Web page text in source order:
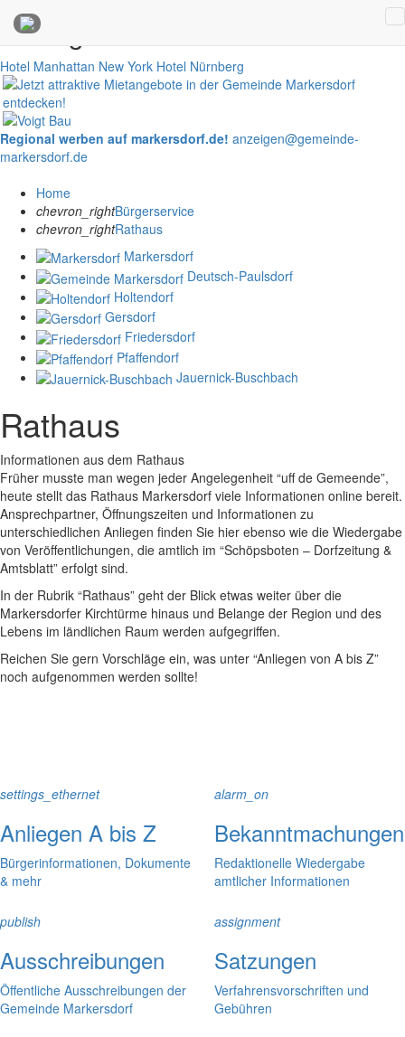
Anzeigen
Hotel Manhattan New York Hotel Nürnberg
Regional werben auf markersdorf.de! anzeigen@gemeinde-
markersdorf.de
Home
chevron_rightBürgerservice
chevron_rightRathaus
Markersdorf
Deutsch-Paulsdorf
Holtendorf
Gersdorf
Friedersdorf
Pfaffendorf
Jauernick-Buschbach
Rathaus
Informationen aus dem Rathaus
Früher musste man wegen jeder Angelegenheit “uff de Gemeende”,
heute stellt das Rathaus Markersdorf viele Informationen online bereit.
Ansprechpartner, Öffnungszeiten und Informationen zu
unterschiedlichen Anliegen finden Sie hier ebenso wie die Wiedergabe
von Veröffentlichungen, die amtlich im “Schöpsboten – Dorfzeitung &
Amtsblatt” erfolgt sind.
In der Rubrik “Rathaus” geht der Blick etwas weiter über die
Markersdorfer Kirchtürme hinaus und Belange der Region und des
Lebens im ländlichen Raum werden aufgegriffen.
Reichen Sie gern Vorschläge ein, was unter “Anliegen von A bis Z”
noch aufgenommen werden sollte!
settings_ethernet
Anliegen A bis Z
Bürgerinformationen, Dokumente
& mehr
alarm_on
Bekanntmachungen
Redaktionelle Wiedergabe
amtlicher Informationen
publish
Ausschreibungen
Öffentliche Ausschreibungen der
Gemeinde Markersdorf
assignment
Satzungen
Verfahrensvorschriften und
Gebühren